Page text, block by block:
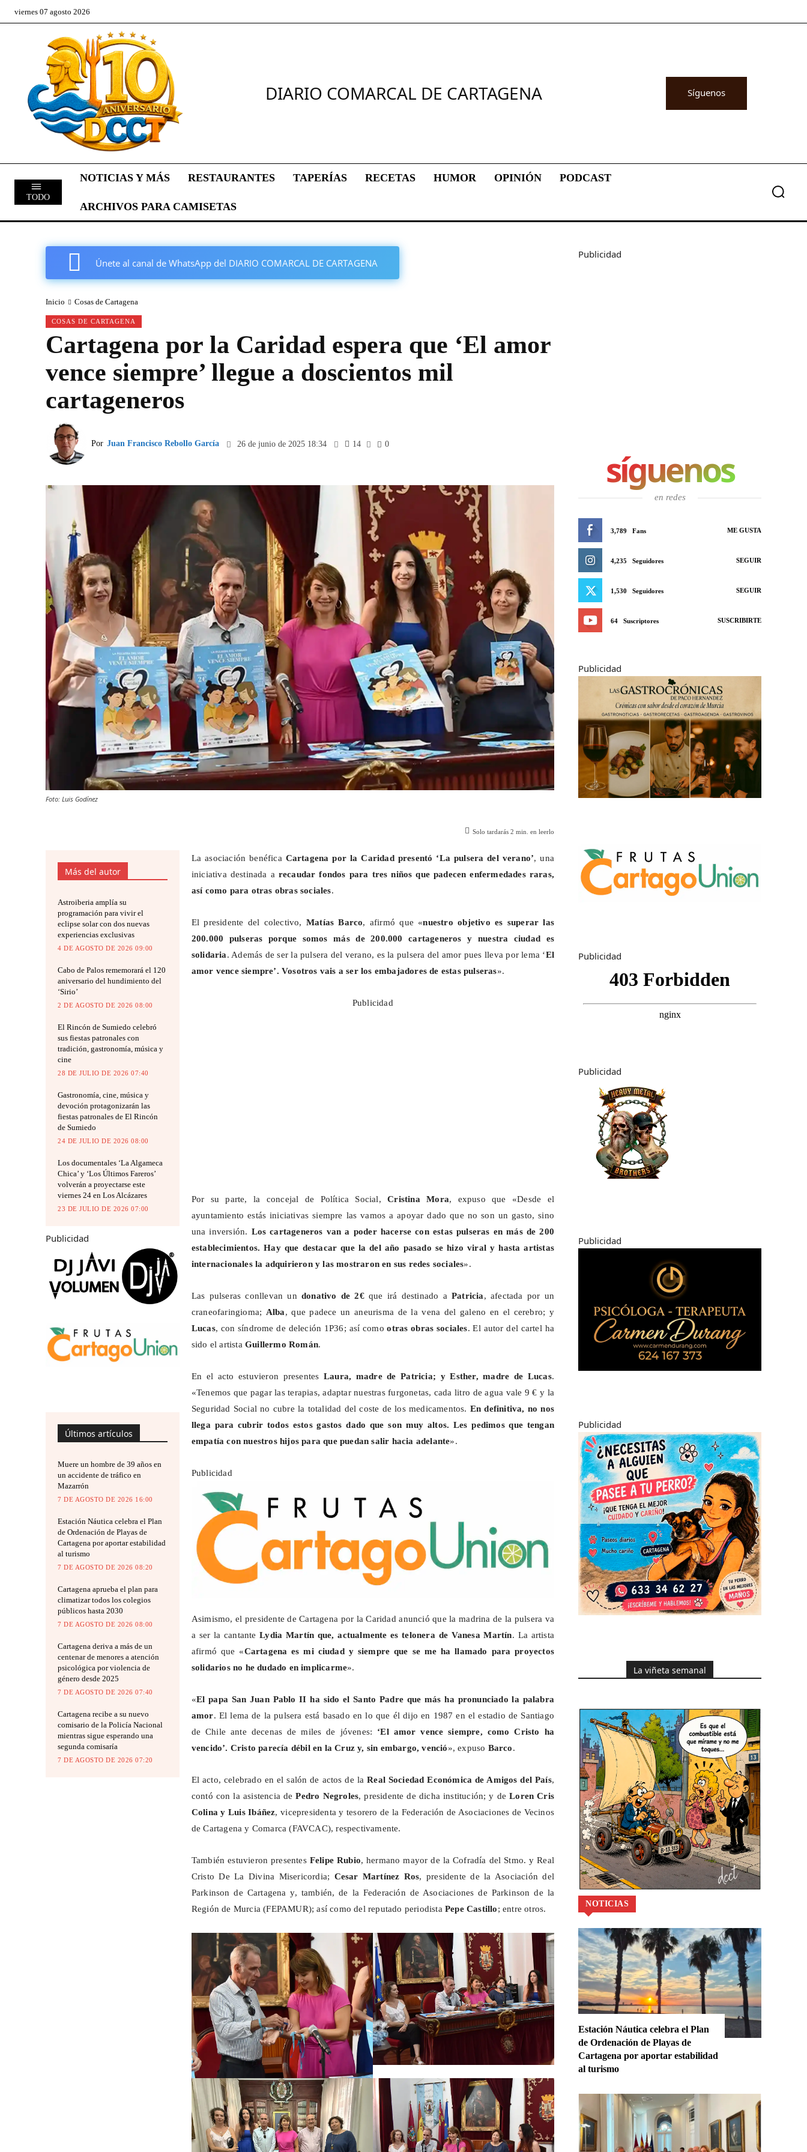
viernes 07 agosto 2026
DIARIO COMARCAL DE CARTAGENA Síguenos
TODO
NOTICIAS Y MÁS RESTAURANTES TAPERÍAS RECETAS HUMOR OPINIÓN PODCAST
ARCHIVOS PARA CAMISETAS
Únete al canal de WhatsApp del DIARIO COMARCAL DE CARTAGENA
Inicio Cosas de Cartagena
COSAS DE CARTAGENA
Cartagena por la Caridad espera que ‘El amor
vence siempre’ llegue a doscientos mil
cartageneros
Por Juan Francisco Rebollo García 26 de junio de 2025 18:34 14 0
Foto: Luis Godínez
Solo tardarás2 min. en leerlo
Más del autor
Astroiberia amplía su
programación para vivir el
eclipse solar con dos nuevas
experiencias exclusivas
4 DE AGOSTO DE 2026 09:00
Cabo de Palos rememorará el 120
aniversario del hundimiento del
‘Sirio’
2 DE AGOSTO DE 2026 08:00
El Rincón de Sumiedo celebró
sus fiestas patronales con
tradición, gastronomía, música y
cine
28 DE JULIO DE 2026 07:40
Gastronomía, cine, música y
devoción protagonizarán las
fiestas patronales de El Rincón
de Sumiedo
24 DE JULIO DE 2026 08:00
Los documentales ‘La Algameca
Chica’ y ‘Los Últimos Fareros’
volverán a proyectarse este
viernes 24 en Los Alcázares
23 DE JULIO DE 2026 07:00
Publicidad
Últimos artículos
Muere un hombre de 39 años en
un accidente de tráfico en
Mazarrón
7 DE AGOSTO DE 2026 16:00
Estación Náutica celebra el Plan
de Ordenación de Playas de
Cartagena por aportar estabilidad
al turismo
7 DE AGOSTO DE 2026 08:20
Cartagena aprueba el plan para
climatizar todos los colegios
públicos hasta 2030
7 DE AGOSTO DE 2026 08:00
Cartagena deriva a más de un
centenar de menores a atención
psicológica por violencia de
género desde 2025
7 DE AGOSTO DE 2026 07:40
Cartagena recibe a su nuevo
comisario de la Policía Nacional
mientras sigue esperando una
segunda comisaría
7 DE AGOSTO DE 2026 07:20
La asociación benéficaCartagena por la Caridad presentó ‘La pulsera del verano’, una
iniciativa destinada a recaudar fondos para tres niños que padecen enfermedades raras,
así como para otras obras sociales.
El presidente del colectivo, Matías Barco, afirmó que «nuestro objetivo es superar las
200.000 pulseras porque somos más de 200.000 cartageneros y nuestra ciudad es
solidaria. Además de ser la pulsera del verano, es la pulsera del amor pues lleva por lema ‘El
amor vence siempre’. Vosotros vais a ser los embajadores de estas pulseras».
Publicidad
Por su parte, la concejal de Política Social,Cristina Mora, expuso que «Desde el
ayuntamiento estás iniciativas siempre las vamos a apoyar dado que no son un gasto, sino
una inversión. Los cartageneros van a poder hacerse con estas pulseras en más de 200
establecimientos. Hay que destacar que la del año pasado se hizo viral y hasta artistas
internacionales la adquirieron y las mostraron en sus redes sociales».
Las pulseras conllevan un donativo de 2€que irá destinado aPatricia, afectada por un
craneofaringioma; Alba, que padece un aneurisma de la vena del galeno en el cerebro; y
Lucas, con síndrome de deleción 1P36; así comootras obras sociales. El autor del cartel ha
sido el artista Guillermo Román.
En el acto estuvieron presentes Laura, madre de Patricia; y Esther, madre de Lucas.
«Tenemos que pagar las terapias, adaptar nuestras furgonetas, cada litro de agua vale 9 € y la
Seguridad Social no cubre la totalidad del coste de los medicamentos. En definitiva, no nos
llega para cubrir todos estos gastos dado que son muy altos. Les pedimos que tengan
empatía con nuestros hijos para que puedan salir hacia adelante».
Publicidad
Asimismo, el presidente de Cartagena por la Caridad anunció que la madrina de la pulsera va
a ser la cantanteLydia Martín que, actualmente es telonera de Vanesa Martín. La artista
afirmó que «Cartagena es mi ciudad y siempre que se me ha llamado para proyectos
solidarios no he dudado en implicarme».
«El papa San Juan Pablo II ha sido el Santo Padre que más ha pronunciado la palabra
amor. El lema de la pulsera está basado en lo que él dijo en 1987 en el estadio de Santiago
de Chile ante decenas de miles de jóvenes: ‘El amor vence siempre, como Cristo ha
vencido’. Cristo parecía débil en la Cruz y, sin embargo, venció», expuso Barco.
El acto, celebrado en el salón de actos de laReal Sociedad Económica de Amigos del País,
contó con la asistencia dePedro Negroles, presidente de dicha institución; y deLoren Cris
Colina y Luis Ibáñez, vicepresidenta y tesorero de la Federación de Asociaciones de Vecinos
de Cartagena y Comarca (FAVCAC), respectivamente.
También estuvieron presentes Felipe Rubio, hermano mayor de la Cofradía del Stmo. y Real
Cristo De La Divina Misericordia; Cesar Martínez Ros, presidente de la Asociación del
Parkinson de Cartagena y, también, de la Federación de Asociaciones de Parkinson de la
Región de Murcia (FEPAMUR); así como del reputado periodista Pepe Castillo; entre otros.
Publicidad
síguenos
en redes
3,789 Fans ME GUSTA
4,235 Seguidores SEGUIR
1,530 Seguidores SEGUIR
64 Suscriptores SUSCRIBIRTE
Publicidad
Publicidad
Publicidad
Publicidad
Publicidad
La viñeta semanal
NOTICIAS
Estación Náutica celebra el Plan
de Ordenación de Playas de
Cartagena por aportar estabilidad
al turismo